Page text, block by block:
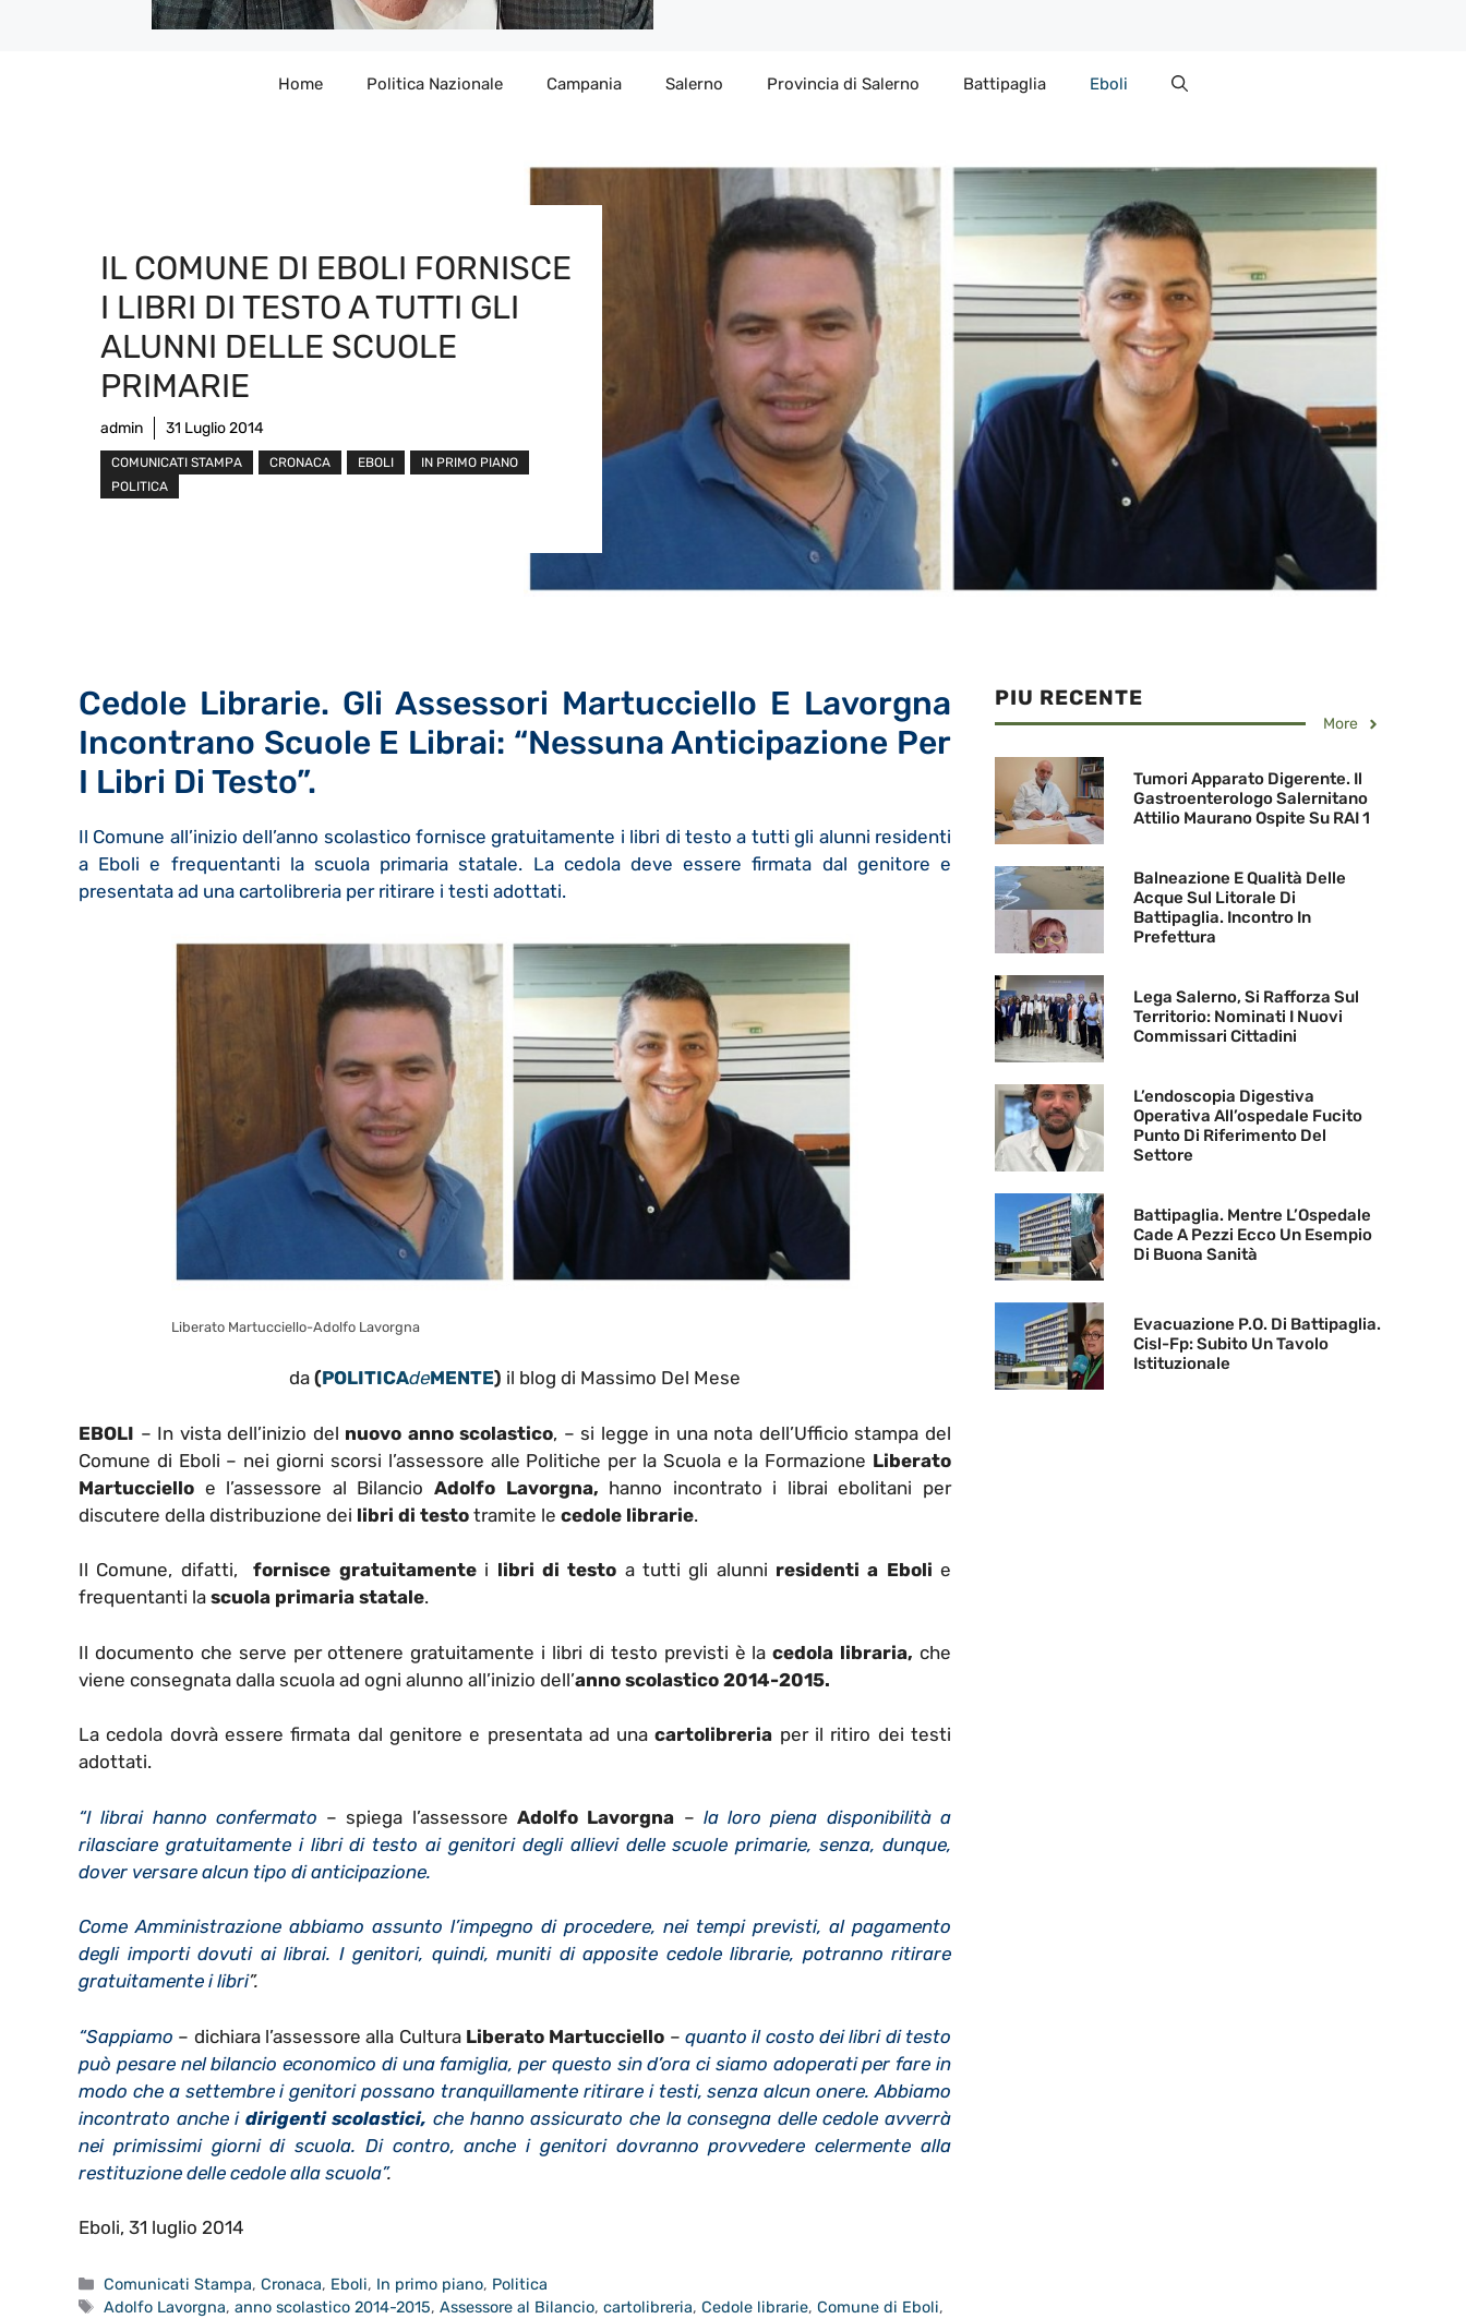
Home Politica Nazionale Campania Salerno Provincia di Salerno Battipaglia Eboli
IL COMUNE DI EBOLI FORNISCE
I LIBRI DI TESTO A TUTTI GLI
ALUNNI DELLE SCUOLE
PRIMARIE
admin 31 Luglio 2014
COMUNICATI STAMPA CRONACA EBOLI
IN PRIMO PIANO
POLITICA
Cedole Librarie. Gli Assessori Martucciello E Lavorgna
Incontrano Scuole E Librai: “Nessuna Anticipazione Per
I Libri Di Testo”.
Il Comune all’inizio dell’anno scolastico fornisce gratuitamente i libri di testo a tutti gli alunni residenti
a Eboli e frequentanti la scuola primaria statale. La cedola deve essere firmata dal genitore e
presentata ad una cartolibreria per ritirare i testi adottati.
Liberato Martucciello-Adolfo Lavorgna
da (POLITICAdeMENTE) il blog di Massimo Del Mese
EBOLI – In vista dell’inizio del nuovo anno scolastico, – si legge in una nota dell’Ufficio stampa del
Comune di Eboli – nei giorni scorsi l’assessore alle Politiche per la Scuola e la Formazione Liberato
Martucciello e l’assessore al Bilancio Adolfo Lavorgna, hanno incontrato i librai ebolitani per
discutere della distribuzione dei libri di testo tramite le cedole librarie.
Il Comune, difatti,fornisce gratuitamentei libri di testo a tutti gli alunni residenti a Eboli e
frequentanti la scuola primaria statale.
Il documento che serve per ottenere gratuitamente i libri di testo previsti è lacedola libraria, che
viene consegnata dalla scuola ad ogni alunno all’inizio dell’anno scolastico 2014-2015.
La cedola dovrà essere firmata dal genitore e presentata ad unacartolibreria per il ritiro dei testi
adottati.
“I librai hanno confermato – spiega l’assessoreAdolfo Lavorgna – la loro piena disponibilità a
rilasciare gratuitamente i libri di testo ai genitori degli allievi delle scuole primarie, senza, dunque,
dover versare alcun tipo di anticipazione.
Come Amministrazione abbiamo assunto l’impegno di procedere, nei tempi previsti, al pagamento
degli importi dovuti ai librai. I genitori, quindi, muniti di apposite cedole librarie, potranno ritirare
gratuitamente i libri”.
“Sappiamo – dichiara l’assessore alla Cultura Liberato Martucciello –quanto il costo dei libri di testo
può pesare nel bilancio economico di una famiglia, per questo sin d’ora ci siamo adoperati per fare in
modo che a settembre i genitori possano tranquillamente ritirare i testi, senza alcun onere. Abbiamo
incontrato anche i dirigenti scolastici, che hanno assicurato che la consegna delle cedole avverrà
nei primissimi giorni di scuola. Di contro, anche i genitori dovranno provvedere celermente alla
restituzione delle cedole alla scuola”.
Eboli, 31 luglio 2014
Categorie
Comunicati Stampa,Cronaca, Eboli, In primo piano, Politica
Tag
Adolfo Lavorgna,anno scolastico 2014-2015,Assessore al Bilancio,cartolibreria,Cedole librarie,Comune di Eboli,
PIU RECENTE
More
Tumori Apparato Digerente. Il
Gastroenterologo Salernitano
Attilio Maurano Ospite Su RAI 1
Balneazione E Qualità Delle
Acque Sul Litorale Di
Battipaglia. Incontro In
Prefettura
Lega Salerno, Si Rafforza Sul
Territorio: Nominati I Nuovi
Commissari Cittadini
L’endoscopia Digestiva
Operativa All’ospedale Fucito
Punto Di Riferimento Del
Settore
Battipaglia. Mentre L’Ospedale
Cade A Pezzi Ecco Un Esempio
Di Buona Sanità
Evacuazione P.O. Di Battipaglia.
Cisl-Fp: Subito Un Tavolo
Istituzionale